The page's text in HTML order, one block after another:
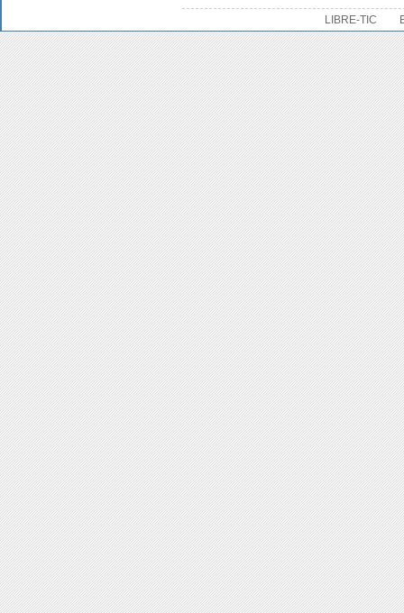
LIBRE-TIC